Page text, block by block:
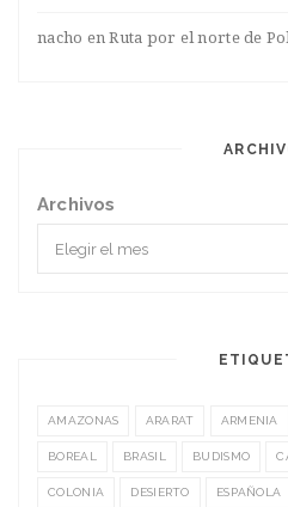
nacho enRuta por el norte de
Archivos
AMAZONAS ARARAT ARMENIA
BOREAL BRASIL BUDISMO
COLONIA DESIERTO ESPAÑOLA